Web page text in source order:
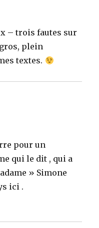
– trois fautes sur
plein
textes.
pour un
qui le dit , qui a
» Simone
ici .